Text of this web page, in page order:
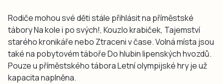
Rodiče mohou své děti stále přihlásit na příměstské
tábory Na kole i po svých!, Kouzlo krabiček, Tajemství
starého kronikáře nebo Ztraceni v čase. Volná místa jsou
také na pobytovém táboře Do hlubin lipenských hvozdů.
Pouze u příměstského tábora Letní olympijské hry je už
kapacita naplněna.